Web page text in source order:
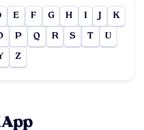
E F G H I J K
P Q R S T U
Z